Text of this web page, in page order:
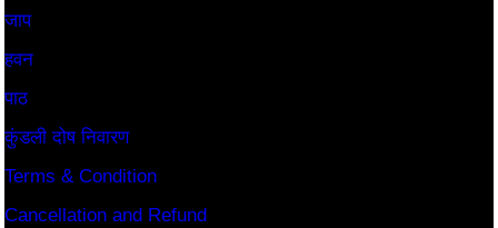
जाप
हवन
पाठ
कुंडली दोष निवारण
Terms & Condition
Cancellation and Refund